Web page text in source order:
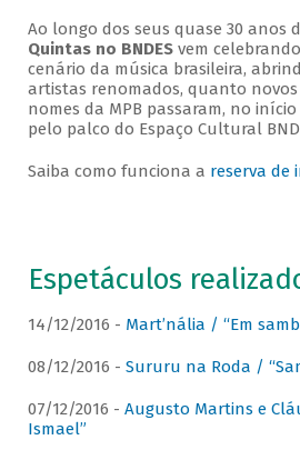
Ao longo dos seus quase 30 anos
Quintas no BNDESvem
cenário da música brasileira,
artistas renomados, quanto
nomes da MPB passaram, no
pelo palco do Espaço Cultural
Saiba como funciona a reserva de
Espetáculos
14/12/2016 - Mart’nália / “Em
08/12/2016 - Sururu na Roda /
07/12/2016 - Augusto Martins e
Ismael”